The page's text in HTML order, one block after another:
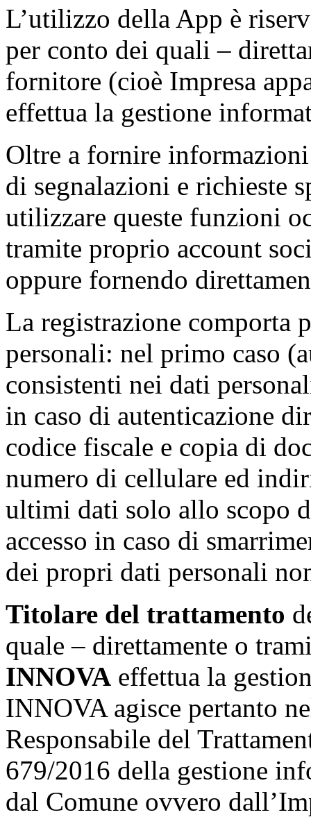
L’utilizzo della App è
per conto dei quali –
fornitore (cioè Impresa
effettua la gestione
Oltre a fornire
di segnalazioni e richieste
utilizzare queste funzioni
tramite proprio account
oppure fornendo
La registrazione comporta
personali: nel primo caso
consistenti nei dati
in caso di autenticazione
codice fiscale e copia di
numero di cellulare ed
ultimi dati solo allo scopo
accesso in caso di
dei propri dati personali
Titolare del trattamento
quale – direttamente o
INNOVA effettua la
INNOVA agisce pertanto
Responsabile del
679/2016 della gestione
dal Comune ovvero